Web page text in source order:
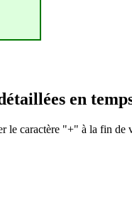
en
le caractère "+" à la fin de